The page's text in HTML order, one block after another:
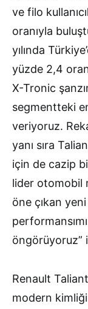
ve filo
oranıyla
yılında
yüzde 2,4
X-Tronic
segmentteki
veriyoruz.
yanı sıra
için de cazip
lider otomobil
öne çıkan
öngörüyoruz”
Renault
modern